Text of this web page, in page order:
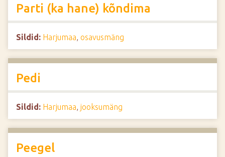
Parti (ka hane) kõndima
Sildid: Harjumaa, osavusmäng
Pedi
Sildid: Harjumaa, jooksumäng
Peegel